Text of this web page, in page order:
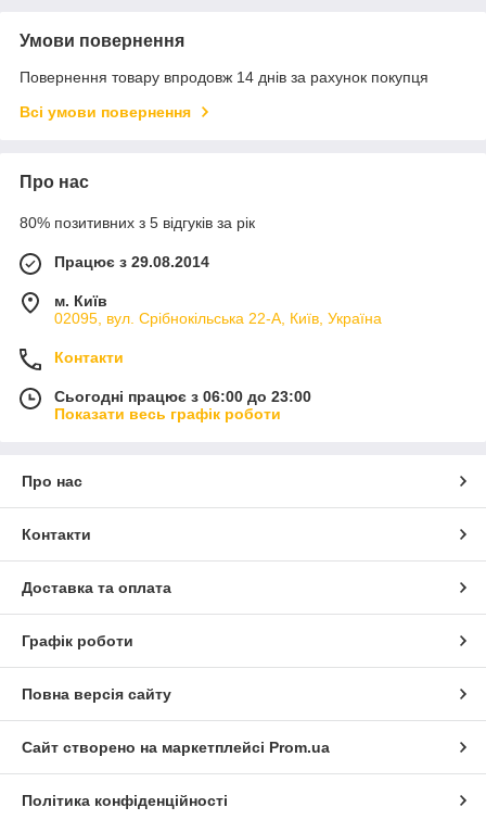
Умови повернення
Повернення товару впродовж 14 днів за рахунок покупця
Всі умови повернення
Про нас
80% позитивних з 5 відгуків за рік
Працює з 29.08.2014
м. Київ
02095, вул. Срібнокільська 22-А, Київ, Україна
Контакти
Сьогодні працює з 06:00 до 23:00
Показати весь графік роботи
Про нас
Контакти
Доставка та оплата
Графік роботи
Повна версія сайту
Сайт створено на маркетплейсі Prom.ua
Політика конфіденційності